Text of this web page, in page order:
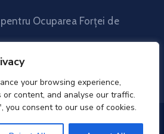
your browsing experience,
or content, and analyse our traffic.
you consent to our use of cookies.
Ocuparea Forței de
2025. All Rights Reserved